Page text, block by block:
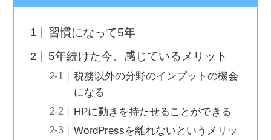
習慣になって5年
5年続けた今、感じているメリット
税務以外の分野のインプットの機会
になる
HPに動きを持たせることができる
WordPressを離れないというメリッ